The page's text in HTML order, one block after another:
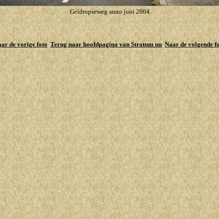
Geldropseweg anno juni 2004
de vorige foto Terug naar hoofdpagina van Stratum nu Naar de volgende